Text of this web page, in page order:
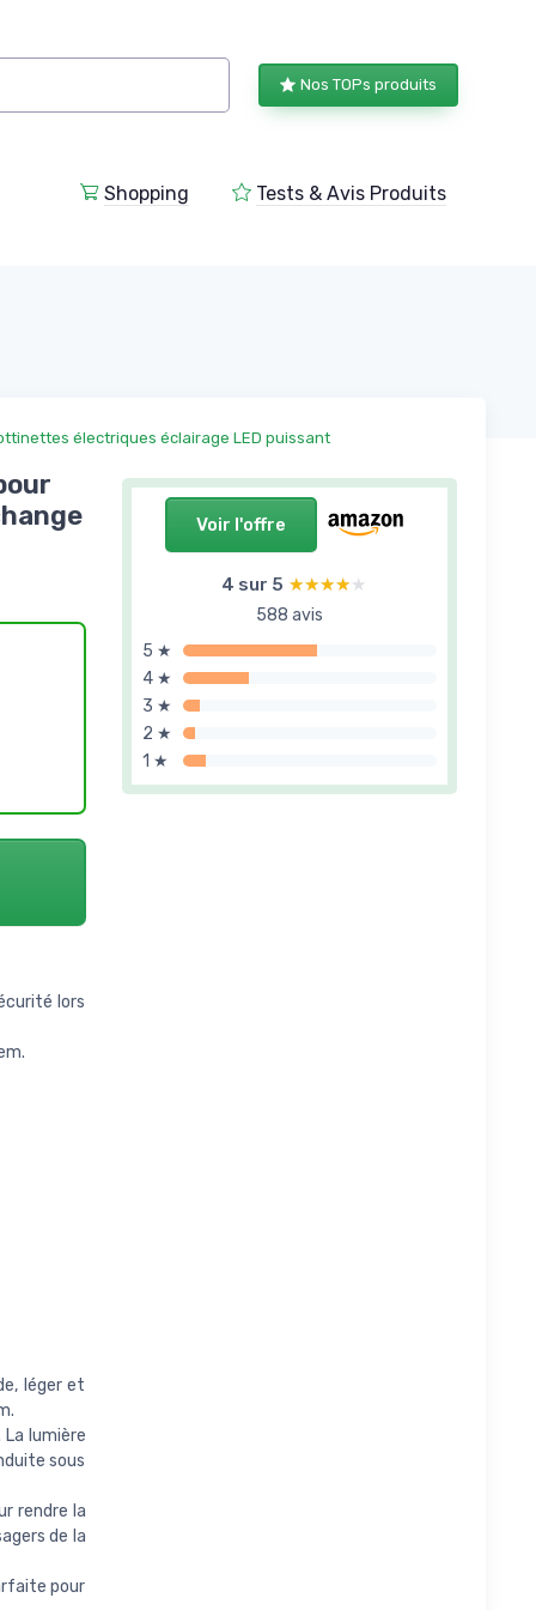
Nos TOPs produits
Shopping Tests & Avis Produits
électriques éclairage LED puissant
Voir l'offre
4 sur 5 ★★★★★
★★★★★
588 avis
5 ★
4 ★
3 ★
2 ★
1 ★
lors
léger et
lumière
sous
rendre la
de la
pour